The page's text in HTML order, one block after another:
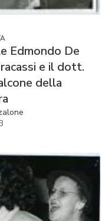
Edmondo De
e il dott.
della